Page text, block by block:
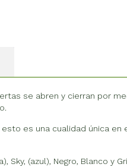
se abren y cierran por
es una cualidad única
Sky, (azul), Negro, Blanco y